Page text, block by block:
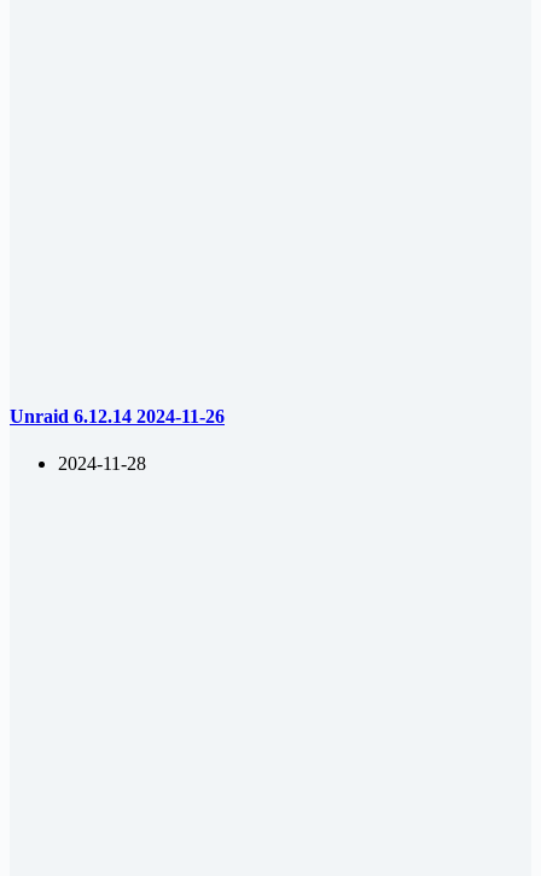
Unraid 6.12.14 2024-11-26
2024-11-28